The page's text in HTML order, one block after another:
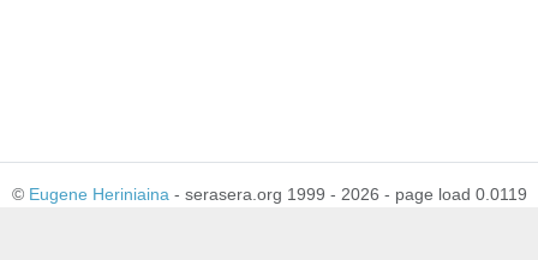
© Eugene Heriniaina - serasera.org 1999 - 2026 - page load 0.0119